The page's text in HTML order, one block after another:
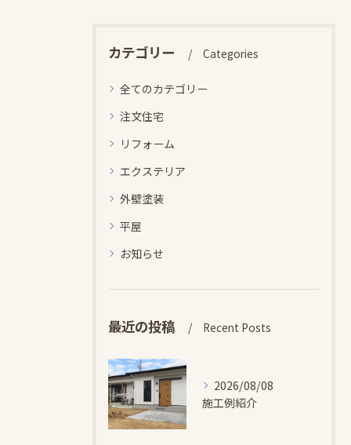
カテゴリー Categories
全てのカテゴリー
注文住宅
リフォーム
エクステリア
外壁塗装
平屋
お知らせ
最近の投稿 Recent Posts
2026/08/08
施工例紹介